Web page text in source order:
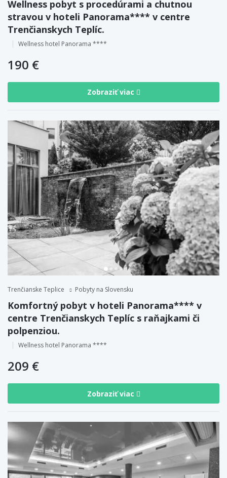
Wellness pobyt s procedúrami a chutnou
stravou v hoteli Panorama**** v centre
Trenčianskych Teplíc.
Wellness hotel Panorama ****
190 €
Zobraziť viac
Trenčianske Teplice Pobyty na Slovensku
Komfortný pobyt v hoteli Panorama**** v
centre Trenčianskych Teplíc s raňajkami či
polpenziou.
Wellness hotel Panorama ****
209 €
Zobraziť viac